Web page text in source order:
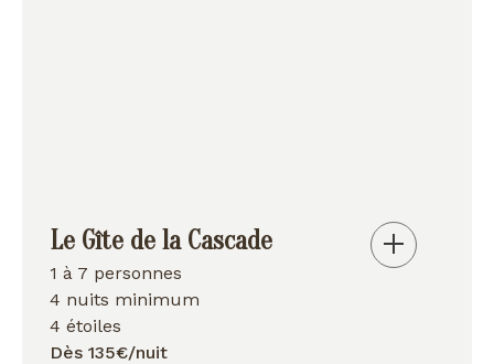
Le Gîte de la Cascade
1 à 7 personnes
4 nuits minimum
4 étoiles
Dès 135€/nuit